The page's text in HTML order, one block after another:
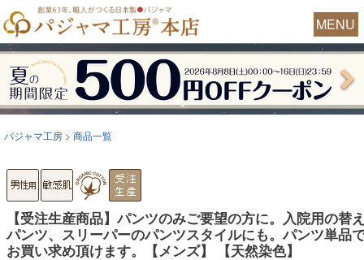
MENU
パジャマ工房 商品一覧
【受注生産商品】パンツのみご要望の方に。入院用の替
パンツ、スリーパーのパンツスタイルにも。パンツ単品
お買い求め頂けます。【メンズ】 【天然染色】